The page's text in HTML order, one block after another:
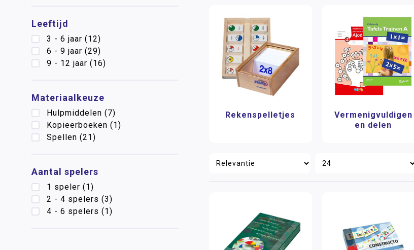
Leeftijd
3 - 6 jaar (12)
6 - 9 jaar (29)
9 - 12 jaar (16)
Materiaalkeuze
Hulpmiddelen (7)
Kopieerboeken (1)
Spellen (21)
Aantal spelers
1 speler (1)
2 - 4 spelers (3)
4 - 6 spelers (1)
Rekenspelletjes
Vermenigvuldigen
en delen